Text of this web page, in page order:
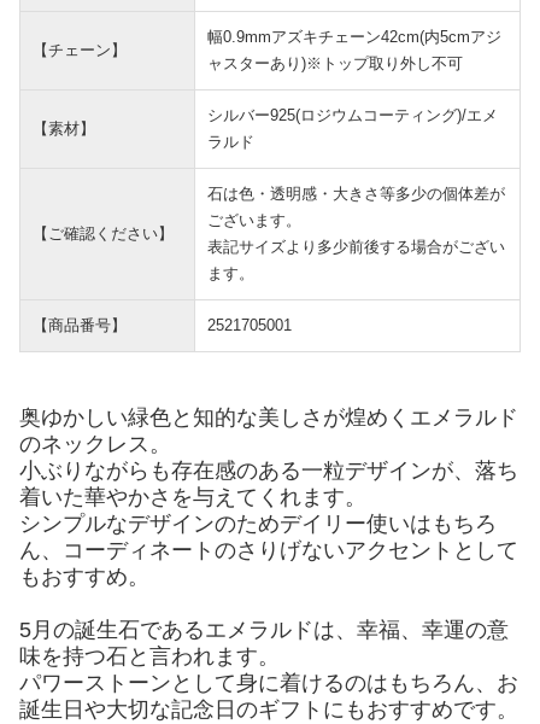
【チェーン】
幅0.9mmアズキチェーン42cm(内5cmアジ
ャスターあり)※トップ取り外し不可
【素材】
シルバー925(ロジウムコーティング)/エメ
ラルド
【ご確認ください】
石は色・透明感・大きさ等多少の個体差が
ございます。
表記サイズより多少前後する場合がござい
ます。
【商品番号】 2521705001
奥ゆかしい緑色と知的な美しさが煌めくエメラルド
のネックレス。
小ぶりながらも存在感のある一粒デザインが、落ち
着いた華やかさを与えてくれます。
シンプルなデザインのためデイリー使いはもちろ
ん、コーディネートのさりげないアクセントとして
もおすすめ。
5月の誕生石であるエメラルドは、幸福、幸運の意
味を持つ石と言われます。
パワーストーンとして身に着けるのはもちろん、お
誕生日や大切な記念日のギフトにもおすすめです。